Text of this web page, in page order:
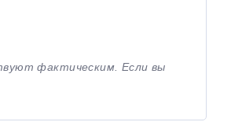
фактическим. Если вы